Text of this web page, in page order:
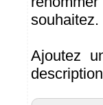
souhaitez.
Ajoutez